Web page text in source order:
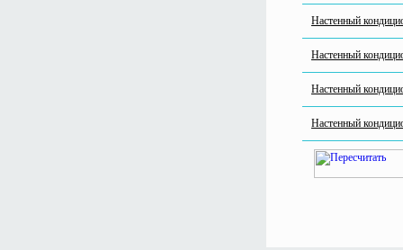
Настенный
Настенный
Настенный
Настенный